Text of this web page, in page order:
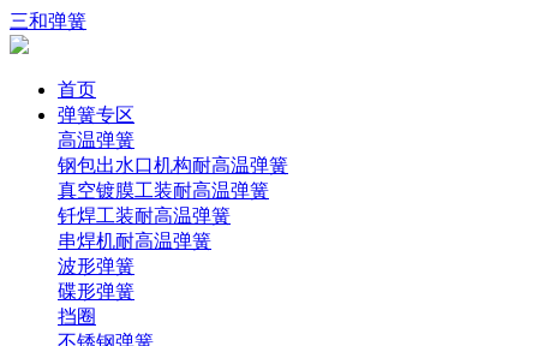
三和弹簧
首页
弹簧专区
高温弹簧
钢包出水口机构耐高温弹簧
真空镀膜工装耐高温弹簧
钎焊工装耐高温弹簧
串焊机耐高温弹簧
波形弹簧
碟形弹簧
挡圈
不锈钢弹簧